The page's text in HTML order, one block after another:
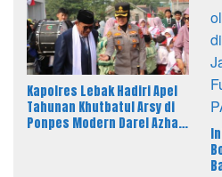
Kapolres Lebak Hadiri Apel
Tahunan Khutbatul Arsy di
Ponpes Modern Darel Azhar,